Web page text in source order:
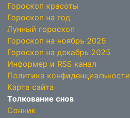
Гороскоп красоты
Гороскоп на год
Лунный гороскоп
Гороскоп на ноябрь 2025
Гороскоп на декабрь 2025
Информер и RSS канал
Политика конфиденциальности
Карта сайта
Толкование снов
Сонник